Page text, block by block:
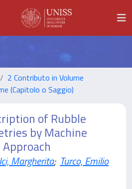
2 Contributo in Volume
(Capitolo o Saggio)
of Rubble
by Machine
Margherita; Turco, Emilio